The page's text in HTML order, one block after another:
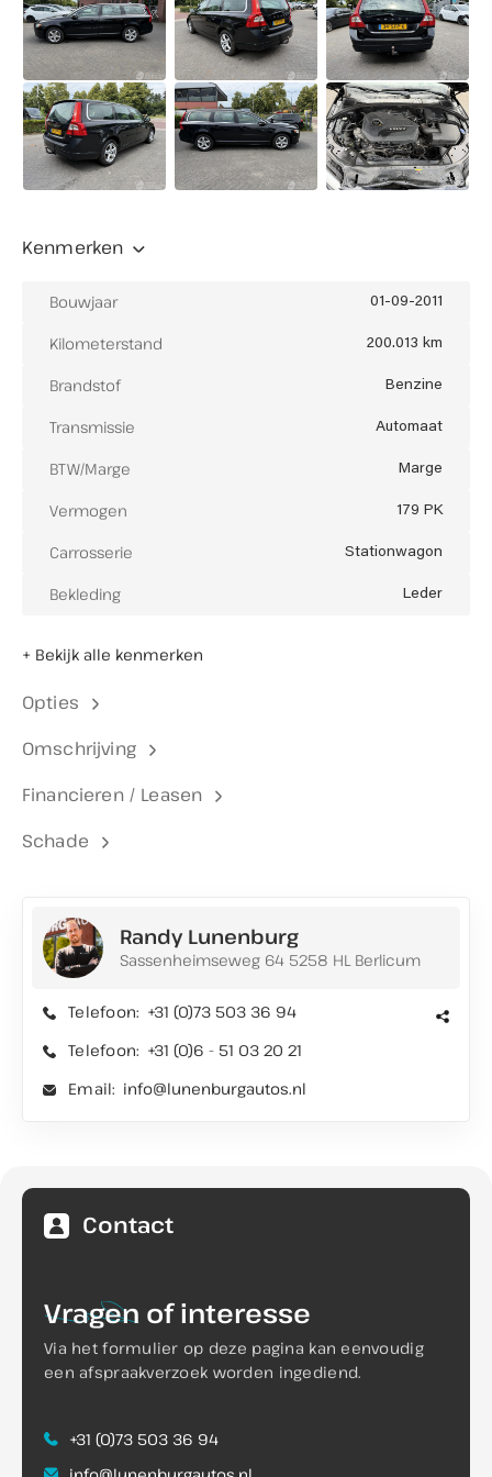
mogelijk
Let op: in juli en augustus op zaterdag gesloten
(enkel op afspraak geopend)
Kenmerken
Bouwjaar 01-09-2011
Kilometerstand 200.013 km
Brandstof Benzine
Transmissie Automaat
BTW/Marge Marge
Vermogen 179 PK
Carrosserie Stationwagon
Bekleding Leder
+ Bekijk alle kenmerken
Opties
Omschrijving
Financieren / Leasen
Schade
Randy Lunenburg
Sassenheimseweg 64 5258 HL Berlicum
Telefoon: +31 (0)73 503 36 94
Telefoon: +31 (0)6 - 51 03 20 21
Email: info@lunenburgautos.nl
Contact
Vragen of interesse
Via het formulier op deze pagina kan eenvoudig
een afspraakverzoek worden ingediend.
+31 (0)73 503 36 94